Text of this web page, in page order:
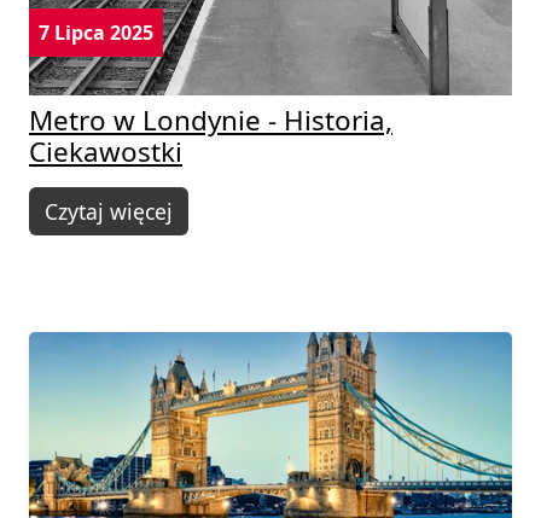
7 Lipca 2025
Metro w Londynie - Historia,
Ciekawostki
Czytaj więcej